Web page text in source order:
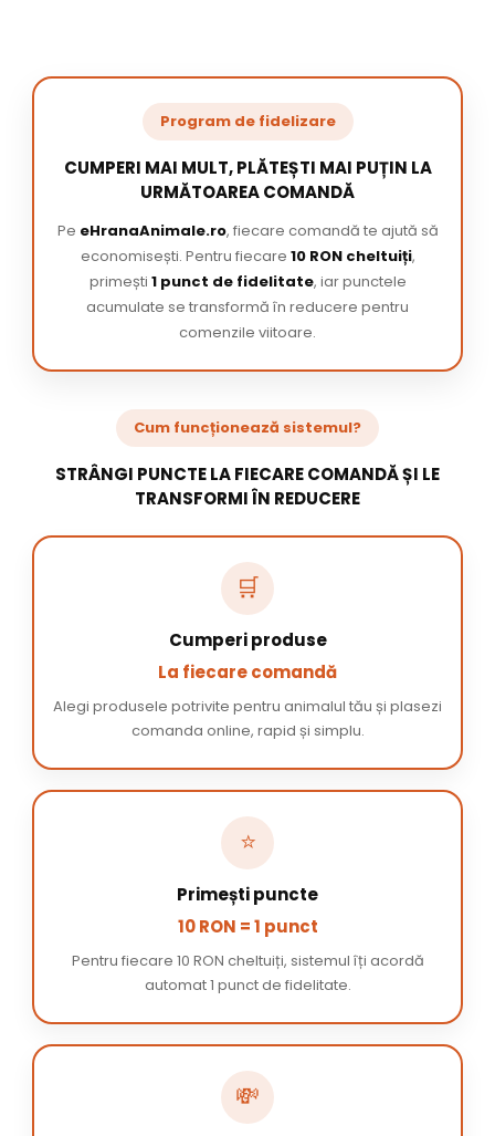
Program de fidelizare
CUMPERI MAI MULT, PLĂTEȘTI MAI PUȚIN LA
URMĂTOAREA COMANDĂ
Pe eHranaAnimale.ro, fiecare comandă te ajută să
economisești. Pentru fiecare 10 RON cheltuiți,
primești 1 punct de fidelitate, iar punctele
acumulate se transformă în reducere pentru
comenzile viitoare.
Cum funcționează sistemul?
STRÂNGI PUNCTE LA FIECARE COMANDĂ ȘI LE
TRANSFORMI ÎN REDUCERE
🛒
Cumperi produse
La fiecare comandă
Alegi produsele potrivite pentru animalul tău și plasezi
comanda online, rapid și simplu.
⭐
Primești puncte
10 RON = 1 punct
Pentru fiecare 10 RON cheltuiți, sistemul îți acordă
automat 1 punct de fidelitate.
💸